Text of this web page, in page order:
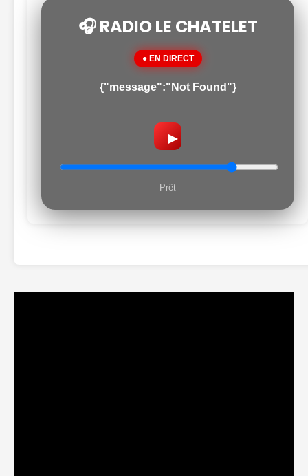
🎧 RADIO LE CHATELET
● EN DIRECT
{"message":"Not Found"}
▶
Prêt